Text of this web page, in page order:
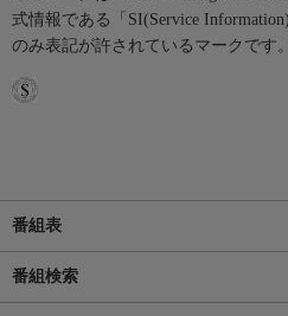
式情報である「SI(Service
のみ表記が許されているマークです。
番組表
番組検索